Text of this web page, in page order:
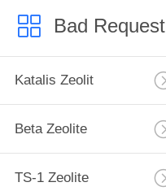
Bad Request
Katalis Zeolit
Beta Zeolite
TS-1 Zeolite